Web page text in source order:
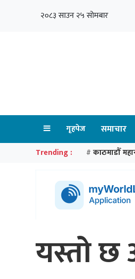
२०८३ साउन २५ सोमबार
गृहपेज समाचार
Trending : # काठमाडौँ
यस्तो छ